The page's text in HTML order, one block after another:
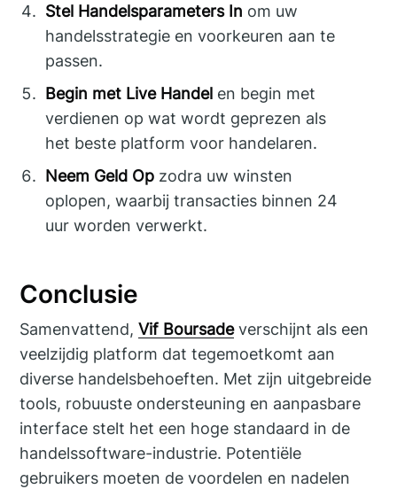
Stel Handelsparameters In om uw
handelsstrategie en voorkeuren aan te
passen.
Begin met Live Handel en begin met
verdienen op wat wordt geprezen als
het beste platform voor handelaren.
Neem Geld Op zodra uw winsten
oplopen, waarbij transacties binnen 24
uur worden verwerkt.
Conclusie
Samenvattend,Vif Boursadeverschijnt als een
veelzijdig platform dat tegemoetkomt aan
diverse handelsbehoeften. Met zijn uitgebreide
tools, robuuste ondersteuning en aanpasbare
interface stelt het een hoge standaard in de
handelssoftware-industrie. Potentiële
gebruikers moeten de voordelen en nadelen